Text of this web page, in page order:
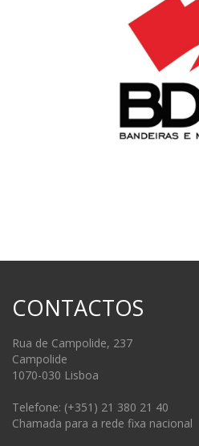
CONTACTOS
Rua de Campolide, 237
Campolide
1070-030 Lisboa
Telefone: (+351) 21 380 21 40
Chamada para a rede fixa nacional